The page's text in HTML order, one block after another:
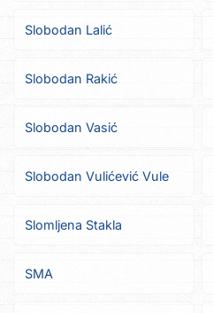
Slobodan Lalić
Slobodan Rakić
Slobodan Vasić
Slobodan Vulićević Vule
Slomljena Stakla
SMA